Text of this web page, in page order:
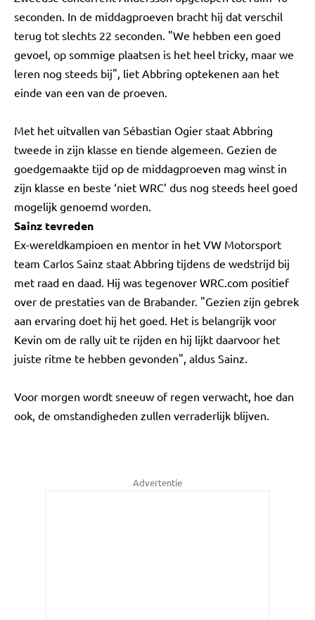
seconden. In de middagproeven bracht hij dat verschil
terug tot slechts 22 seconden. "We hebben een goed
gevoel, op sommige plaatsen is het heel tricky, maar we
leren nog steeds bij", liet Abbring optekenen aan het
einde van een van de proeven.
Met het uitvallen van Sébastian Ogier staat Abbring
tweede in zijn klasse en tiende algemeen. Gezien de
goedgemaakte tijd op de middagproeven mag winst in
zijn klasse en beste ‘niet WRC’ dus nog steeds heel goed
mogelijk genoemd worden.
Sainz tevreden
Ex-wereldkampioen en mentor in het VW Motorsport
team Carlos Sainz staat Abbring tijdens de wedstrijd bij
met raad en daad. Hij was tegenover WRC.com positief
over de prestaties van de Brabander. "Gezien zijn gebrek
aan ervaring doet hij het goed. Het is belangrijk voor
Kevin om de rally uit te rijden en hij lijkt daarvoor het
juiste ritme te hebben gevonden", aldus Sainz.
Voor morgen wordt sneeuw of regen verwacht, hoe dan
ook, de omstandigheden zullen verraderlijk blijven.
Advertentie